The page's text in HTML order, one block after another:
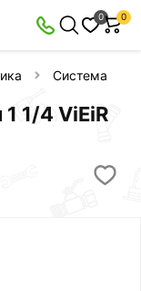
0 0
Система
1/4 ViEiR